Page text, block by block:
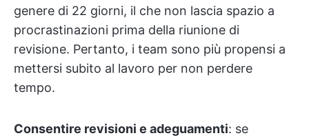
genere di 22 giorni, il che non lascia spazio a
procrastinazioni prima della riunione di
revisione. Pertanto, i team sono più propensi a
mettersi subito al lavoro per non perdere
tempo.
Consentire revisioni e adeguamenti: se